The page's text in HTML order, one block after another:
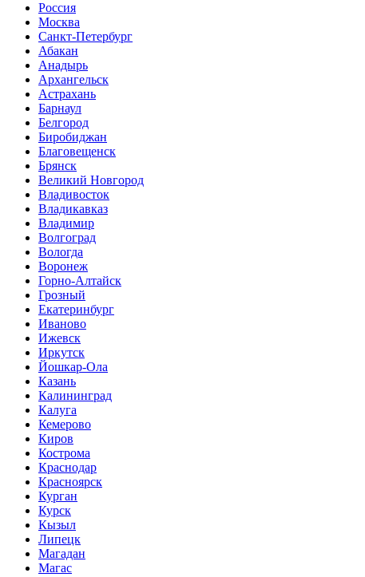
Россия
Москва
Санкт-Петербург
Абакан
Анадырь
Архангельск
Астрахань
Барнаул
Белгород
Биробиджан
Благовещенск
Брянск
Великий Новгород
Владивосток
Владикавказ
Владимир
Волгоград
Вологда
Воронеж
Горно-Алтайск
Грозный
Екатеринбург
Иваново
Ижевск
Иркутск
Йошкар-Ола
Казань
Калининград
Калуга
Кемерово
Киров
Кострома
Краснодар
Красноярск
Курган
Курск
Кызыл
Липецк
Магадан
Магас